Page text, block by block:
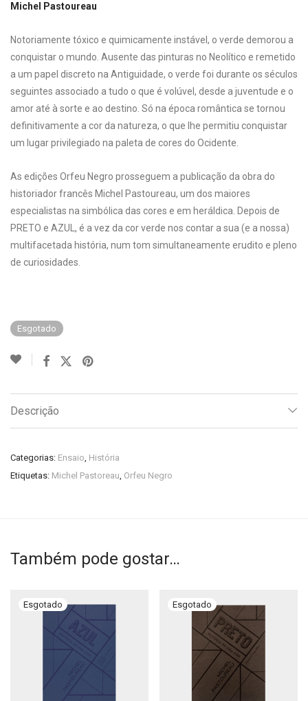
Michel Pastoureau
Notoriamente tóxico e quimicamente instável, o verde demorou a
conquistar o mundo. Ausente das pinturas no Neolítico e remetido
a um papel discreto na Antiguidade, o verde foi durante os séculos
seguintes associado a tudo o que é volúvel, desde a juventude e o
amor até à sorte e ao destino. Só na época romântica se tornou
definitivamente a cor da natureza, o que lhe permitiu conquistar
um lugar privilegiado na paleta de cores do Ocidente.
As edições Orfeu Negro prosseguem a publicação da obra do
historiador francês Michel Pastoureau, um dos maiores
especialistas na simbólica das cores e em heráldica. Depois de
PRETO e AZUL, é a vez da cor verde nos contar a sua (e a nossa)
multifacetada história, num tom simultaneamente erudito e pleno
de curiosidades.
Esgotado
Descrição
Categorias: Ensaio, História
Etiquetas: Michel Pastoreau, Orfeu Negro
Também pode gostar…